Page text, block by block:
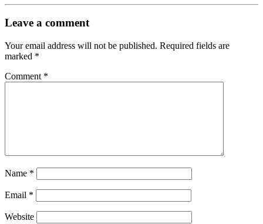
Leave a comment
Your email address will not be published. Required fields are
marked *
Comment *
Name *
Email *
Website